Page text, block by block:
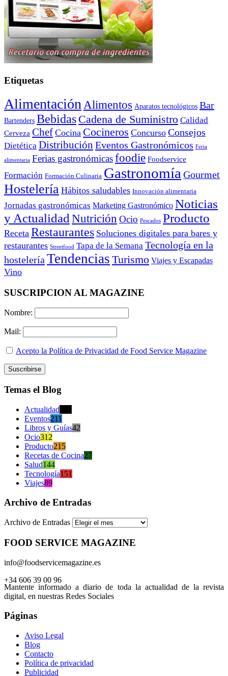
Etiquetas
Alimentación Alimentos Aparatos tecnológicos Bar
Bartenders Bebidas Cadena de Suministro Calidad
Cerveza Chef Cocina Cocineros Concurso Consejos
Dietética Distribución Eventos Gastronómicos Feria
alimentaria Ferias gastronómicasfoodie Foodservice
Formación Formación Culinaria Gastronomía Gourmet
Hostelería Hábitos saludables Innovación alimentaria
Jornadas gastronómicas Marketing Gastronómico Noticias
y Actualidad Nutrición Ocio Pescados Producto
Receta Restaurantes Soluciones digitales para bares y
restaurantes Streetfood Tapa de la Semana Tecnología en la
hostelería Tendencias Turismo Viajes y Escapadas
Vino
SUSCRIPCION AL MAGAZINE
Nombre:
Mail:
Acepto la Política de Privacidad de Food Service Magazine
Temas el Blog
Actualidad
Eventos211
Libros y Guías42
Ocio312
Producto215
Recetas de Cocina27
Salud144
Tecnología151
Viajes89
Archivo de Entradas
Archivo de Entradas
FOOD SERVICE MAGAZINE
info@foodservicemagazine.es
+34 606 39 00 96
Mantente informado a diario de toda la actualidad de la revista
digital, en nuestras Redes Sociales
Páginas
Aviso Legal
Blog
Contacto
Política de privacidad
Publicidad